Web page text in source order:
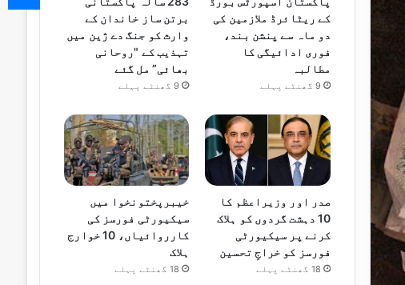
کے ریٹائرڈ ملازمین کی
دو ماہ سے پنشن بند،
فوری ادائیگی کا
مطالبہ
9 گھنٹے پہلے
برتن ساز خاندان کے
وارث کو جنگ دے ژین میں
تہذیب کے "روحانی
بھائی” مل گئے
9 گھنٹے پہلے
صدر اور وزیراعظم کا
10 دہشت گردوں کو ہلاک
کرنے پر سیکیورٹی
فورسز کو خراجِ تحسین
18 گھنٹے پہلے
خیبرپختونخوا میں
سیکیورٹی فورسز کی
کارروائیاں، 10 خوارج
ہلاک
18 گھنٹے پہلے